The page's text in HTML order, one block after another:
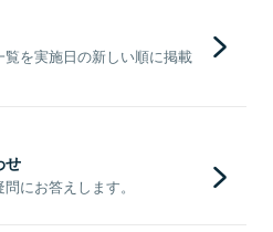
を実施日の新しい順に掲載
せ
にお答えします。